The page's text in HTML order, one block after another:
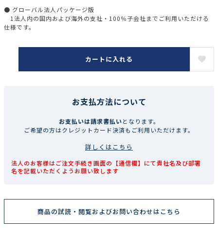
● グローバル法人パッケージ版
1法人内の国内および海外の支社・100％子会社までご利用いただける
仕様です。
カートに入れる
お支払方法について
お支払いは請求書払いとなります。
ご希望の方はクレジットカード決済もご利用いただけます。
詳しくはこちら
法人のお客様はご注文手続き画面の【通信欄】にて貴社名及び部署
名を記載いただくようお願い致します
商品の試読・閲覧およびお問い合わせはこちら